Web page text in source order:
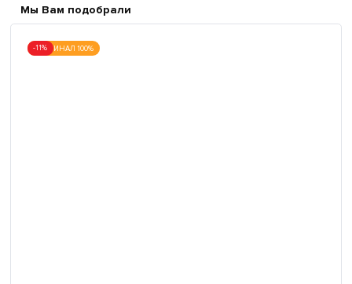
Мы Вам подобрали
ОРИГИНАЛ 100%
-11%